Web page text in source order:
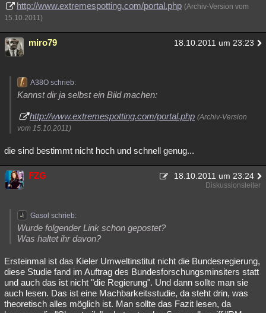
Besucht Teilgenommen Alle Neue
Lesenswert
http://www.extremespotting.com/portal.php (Archiv-Version vom
15.10.2011)
miro79 18.10.2011 um 23:23
A38O schrieb:
Kannst dir ja selbst ein Bild machen:
http://www.extremespotting.com/portal.php (Archiv-Version
vom 15.10.2011)
die sind bestimmt nicht hoch und schnell genug...
FZG 18.10.2011 um 23:24
Diskussionsleiter
Gasol schrieb:
Wurde folgender Link schon gepostet?
Was haltet ihr davon?
Ersteinmal ist das Kieler Umweltinstitut nicht die Bundesregierung,
diese Studie fand im Auftrag des Bundesforschungsminsiters statt
und auch das ist nicht "die Regierung". Und dann sollte man sie
auch lesen. Das ist eine Machbarkeitsstudie, da steht drin, was
theoretisch alles möglich ist. Man sollte das Fazit lesen, da